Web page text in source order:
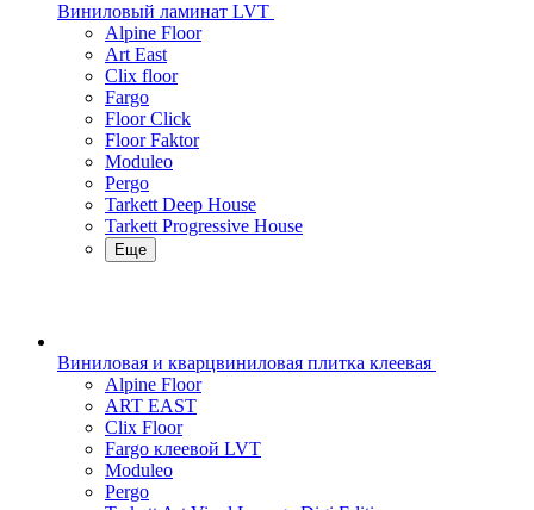
Виниловый ламинат LVT
Alpine Floor
Art East
Clix floor
Fargo
Floor Click
Floor Faktor
Moduleo
Pergo
Tarkett Deep House
Tarkett Progressive House
Еще
Виниловая и кварцвиниловая плитка клеевая
Alpine Floor
ART EAST
Clix Floor
Fargo клеевой LVT
Moduleo
Pergo